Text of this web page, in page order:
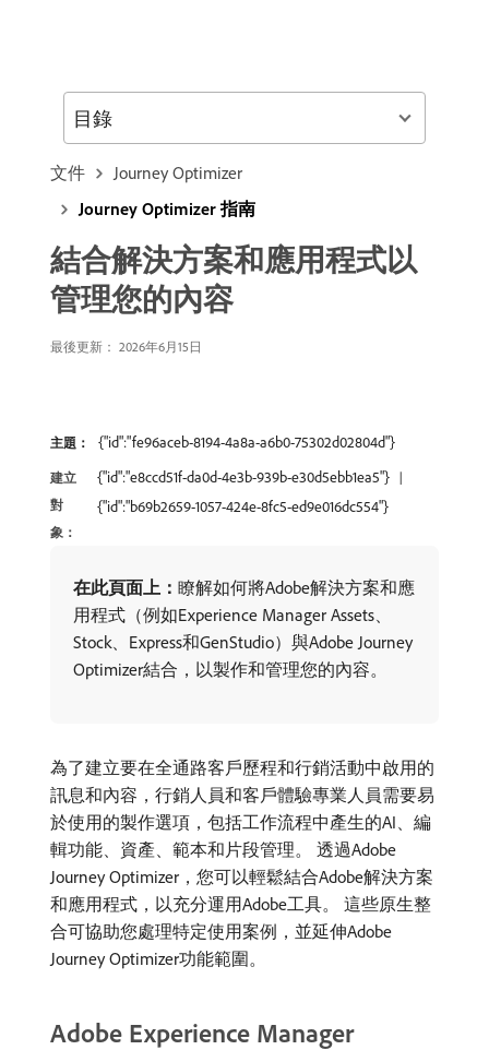
文件
Journey Optimizer
Journey Optimizer 指南
結合解決方案和應用程式以
管理您的內容
最後更新： 2026年6月15日
主題： {"id":"fe96aceb-8194-4a8a-a6b0-75302d02804d"}
建立
對
象：
{"id":"e8ccd51f-da0d-4e3b-939b-e30d5ebb1ea5"}
{"id":"b69b2659-1057-424e-8fc5-ed9e016dc554"}
在此頁面上： ​瞭解如何將Adobe解決方案和應
用程式（例如Experience Manager Assets、
Stock、Express和GenStudio）與Adobe Journey
Optimizer結合，以製作和管理您的內容。
為了建立要在全通路客戶歷程和行銷活動中啟用的
訊息和內容，行銷人員和客戶體驗專業人員需要易
於使用的製作選項，包括工作流程中產生的AI、編
輯功能、資產、範本和片段管理。 透過Adobe
Journey Optimizer，您可以輕鬆結合Adobe解決方案
和應用程式，以充分運用Adobe工具。 這些原生整
合可協助您處理特定使用案例，並延伸Adobe
Journey Optimizer功能範圍。
Adobe Experience Manager
目錄